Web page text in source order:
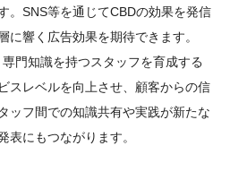
。SNS等を通じてCBDの効果を発信
に響く広告効果を期待できます。
門知識を持つスタッフを育成する
スレベルを向上させ、顧客からの信
ッフ間での知識共有や実践が新たな
表にもつながります。